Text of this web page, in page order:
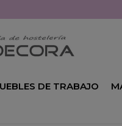
DE TRABAJO